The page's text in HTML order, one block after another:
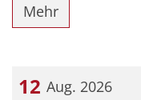
Mehr
12 Aug. 2026